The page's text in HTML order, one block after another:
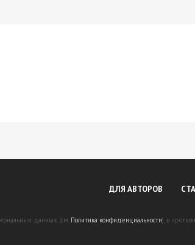
ДЛЯ АВТОРОВ
данных (см. Политика конфиденциальности), в